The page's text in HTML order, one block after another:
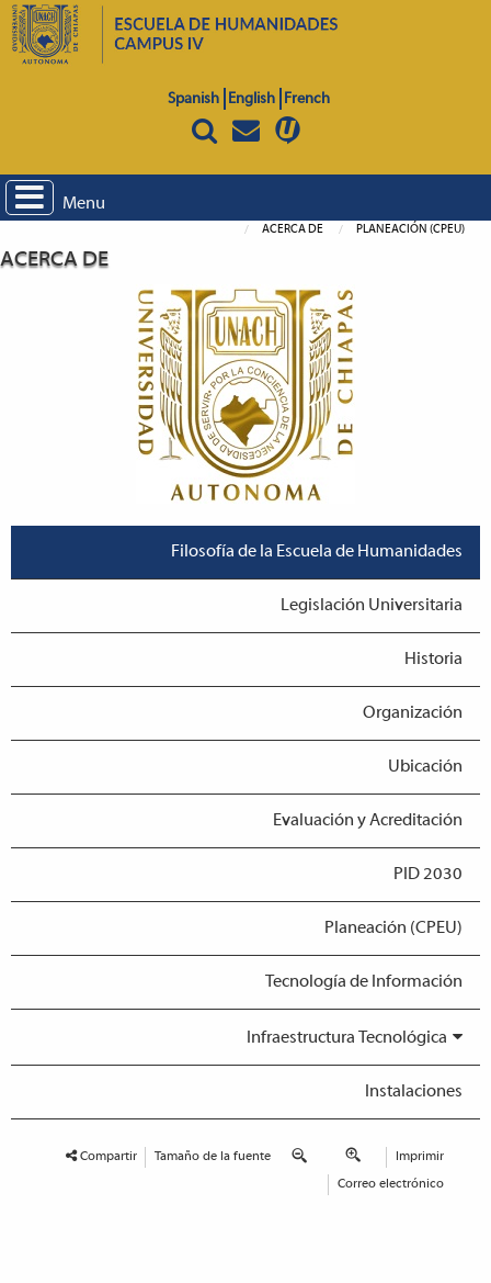
Spanish English French
Menu
ACERCA DE PLANEACIÓN (CPEU)
ACERCA DE
Filosofía de la Escuela de Humanidades
Legislación Universitaria
Historia
Organización
Ubicación
Evaluación y Acreditación
PID 2030
Planeación (CPEU)
Tecnología de Información
Infraestructura Tecnológica
Instalaciones
Compartir Tamaño de la fuente Imprimir
Correo electrónico